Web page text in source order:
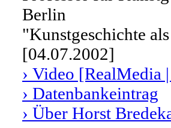
Berlin
"Kunstgeschichte
[04.07.2002]
› Video [RealMedia
› Datenbankeintrag
› Über Horst